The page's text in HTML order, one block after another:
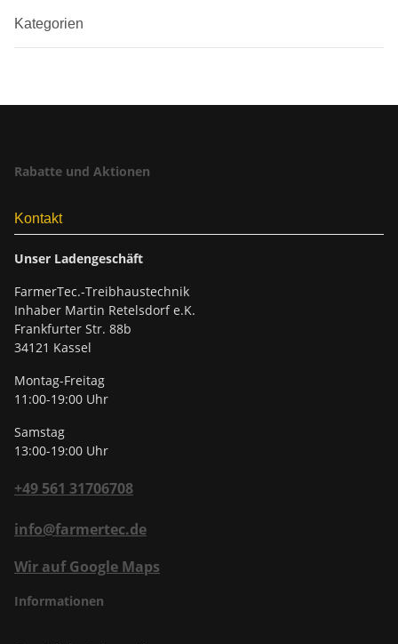
Kategorien
Rabatte und Aktionen
Kontakt
Unser Ladengeschäft
FarmerTec.-Treibhaustechnik
Inhaber Martin Retelsdorf e.K.
Frankfurter Str. 88b
34121 Kassel
Montag-Freitag
11:00-19:00 Uhr
Samstag
13:00-19:00 Uhr
+49 561 31706708
info@farmertec.de
Wir auf Google Maps
Informationen